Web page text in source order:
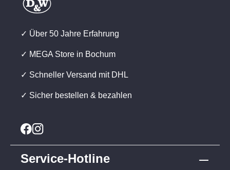
✓ Über 50 Jahre Erfahrung
✓ MEGA Store in Bochum
✓ Schneller Versand mit DHL
✓ Sicher bestellen & bezahlen
Service-Hotline